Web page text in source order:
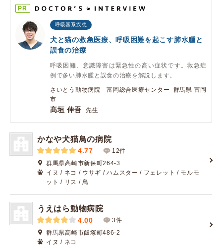
PR
呼吸器系疾患
犬と猫の救急医療、呼吸困難を起こす肺水腫と
誤食の治療
呼吸困難、意識障害は緊急性の高い症状です。救急症
例で多い肺水腫と誤食の治療を解説します。
さいとう動物病院 富岡総合医療センター 群馬県 富岡
市
髙垣 伸吾 先生
かなや犬猫鳥の病院
4.77
12件
群馬県高崎市新保町264-3
イヌ / ネコ / ウサギ / ハムスター / フェレット / モルモ
ット / リス / 鳥
うえはら動物病院
4.00
3件
群馬県高崎市飯塚町486-2
イヌ / ネコ